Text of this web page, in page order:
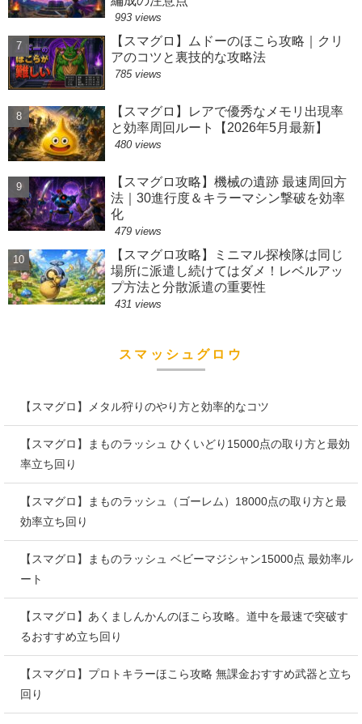
993 views
【スマグロ】ムドーのほこら攻略｜クリ
アのコツと裏技的な攻略法
785 views
【スマグロ】レアで優秀なメモリ出現率
と効率周回ルート【2026年5月最新】
480 views
【スマグロ攻略】機械の遺跡 最速周回方
法｜30進行度＆キラーマシン撃破を効率
化
479 views
【スマグロ攻略】ミニマル探検隊は同じ
場所に派遣し続けてはダメ！レベルアッ
プ方法と分散派遣の重要性
431 views
スマッシュグロウ
【スマグロ】メタル狩りのやり方と効率的なコツ
【スマグロ】まものラッシュ ひくいどり15000点の取り方と最効
率立ち回り
【スマグロ】まものラッシュ（ゴーレム）18000点の取り方と最
効率立ち回り
【スマグロ】まものラッシュ ベビーマジシャン15000点 最効率ル
ート
【スマグロ】あくましんかんのほこら攻略。道中を最速で突破す
るおすすめ立ち回り
【スマグロ】プロトキラーほこら攻略 無課金おすすめ武器と立ち
回り